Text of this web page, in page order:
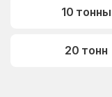
10 тонны
20 тонн